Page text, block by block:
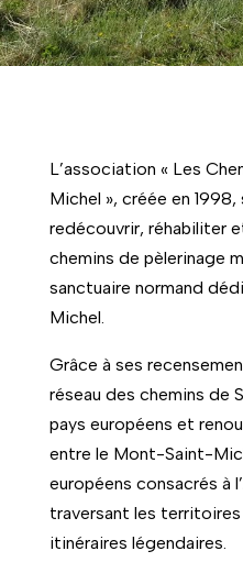
L’association « Les
Michel », créée en
redécouvrir, réhabiliter
chemins de pèlerinage
sanctuaire normand
Michel.
Grâce à ses
réseau des chemins de
pays européens et
entre le Mont-Saint-
européens consacrés à
traversant les territoires
itinéraires légendaires.